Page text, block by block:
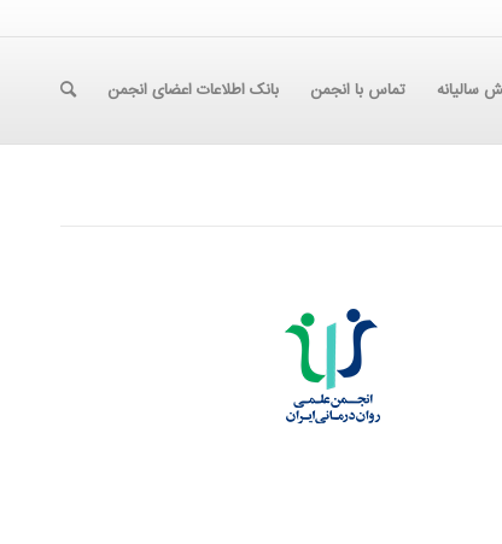
سالیانه تماس با انجمن بانک اطلاعات اعضای انجمن